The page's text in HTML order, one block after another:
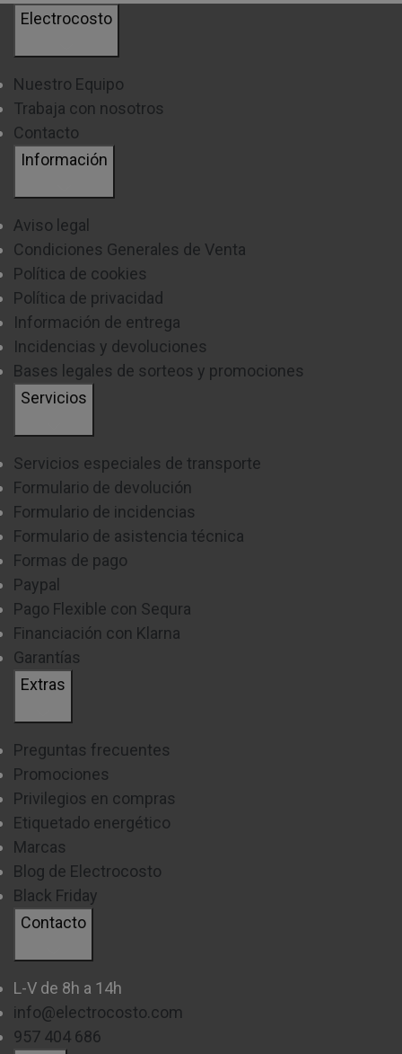
Electrocosto
Nuestro Equipo
Trabaja con nosotros
Contacto
Información
Aviso legal
Condiciones Generales de Venta
Política de cookies
Política de privacidad
Información de entrega
Incidencias y devoluciones
Bases legales de sorteos y promociones
Servicios
Servicios especiales de transporte
Formulario de devolución
Formulario de incidencias
Formulario de asistencia técnica
Formas de pago
Paypal
Pago Flexible con Sequra
Financiación con Klarna
Garantías
Extras
Preguntas frecuentes
Promociones
Privilegios en compras
Etiquetado energético
Marcas
Blog de Electrocosto
Black Friday
Contacto
L-V de 8h a 14h
info@electrocosto.com
957 404 686